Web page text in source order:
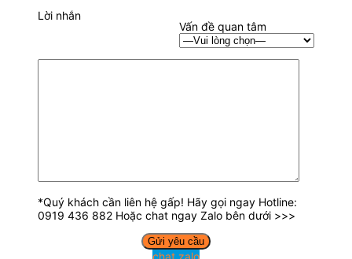
Vấn đề quan tâm
Lời nhắn
*Quý khách cần liên hệ gấp! Hãy gọi ngay Hotline:
0919 436 882 Hoặc chat ngay Zalo bên dưới >>>
chat zalo